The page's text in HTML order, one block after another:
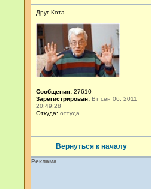
Друг Кота
Сообщения: 27610
Зарегистрирован: Вт сен 06, 2011
20:49:28
Откуда: оттуда
Вернуться к началу
Реклама